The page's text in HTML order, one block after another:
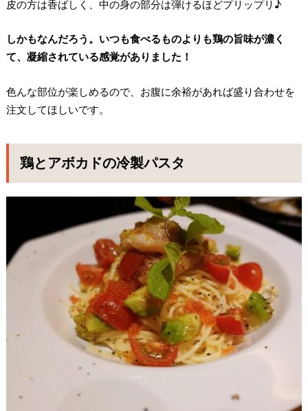
皮の方は香ばしく、中の身の部分は弾けるほどプリップリ♪
しかもなんだろう。いつも食べるものよりも鶏の旨味が濃く
て、凝縮されている感覚がありました！
色んな部位が楽しめるので、お腹に余裕があれば盛り合わせを
注文してほしいです。
鶏とアボカドの冷製パスタ